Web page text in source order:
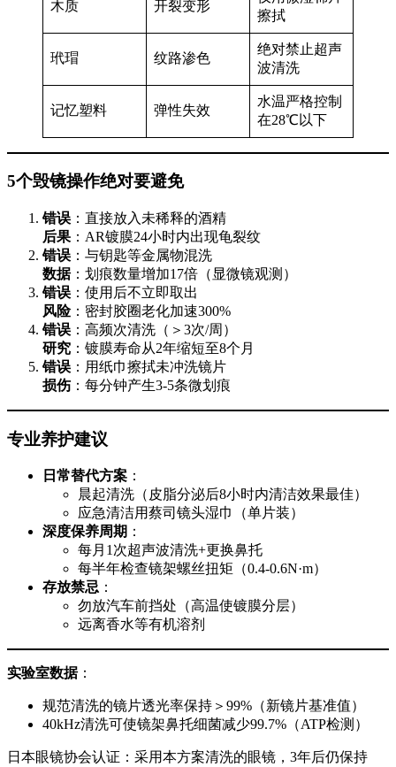
木质 开裂变形
擦拭
玳瑁 纹路渗色
绝对禁止超声
波清洗
记忆塑料 弹性失效
水温严格控制
在28℃以下
5个毁镜操作绝对要避免
错误 ：直接放入未稀释的酒精
后果 ：AR镀膜24小时内出现龟裂纹
错误 ：与钥匙等金属物混洗
数据：划痕数量增加17倍（显微镜观测）
错误 ：使用后不立即取出
风险：密封胶圈老化加速300%
错误 ：高频次清洗（＞3次/周）
研究 ：镀膜寿命从2年缩短至8个月
错误 ：用纸巾擦拭未冲洗镜片
损伤：每分钟产生3-5条微划痕
专业养护建议
日常替代方案 ：
晨起清洗（皮脂分泌后8小时内清洁效果最佳）
应急清洁用蔡司镜头湿巾（单片装）
深度保养周期 ：
每月1次超声波清洗+更换鼻托
每半年检查镜架螺丝扭矩（0.4-0.6N·m）
存放禁忌 ：
勿放汽车前挡处（高温使镀膜分层）
远离香水等有机溶剂
实验室数据：
规范清洗的镜片透光率保持＞99%（新镜片基准值）
40kHz清洗可使镜架鼻托细菌减少99.7%（ATP检测）
日本眼镜协会认证：采用本方案清洗的眼镜，3年后仍保持